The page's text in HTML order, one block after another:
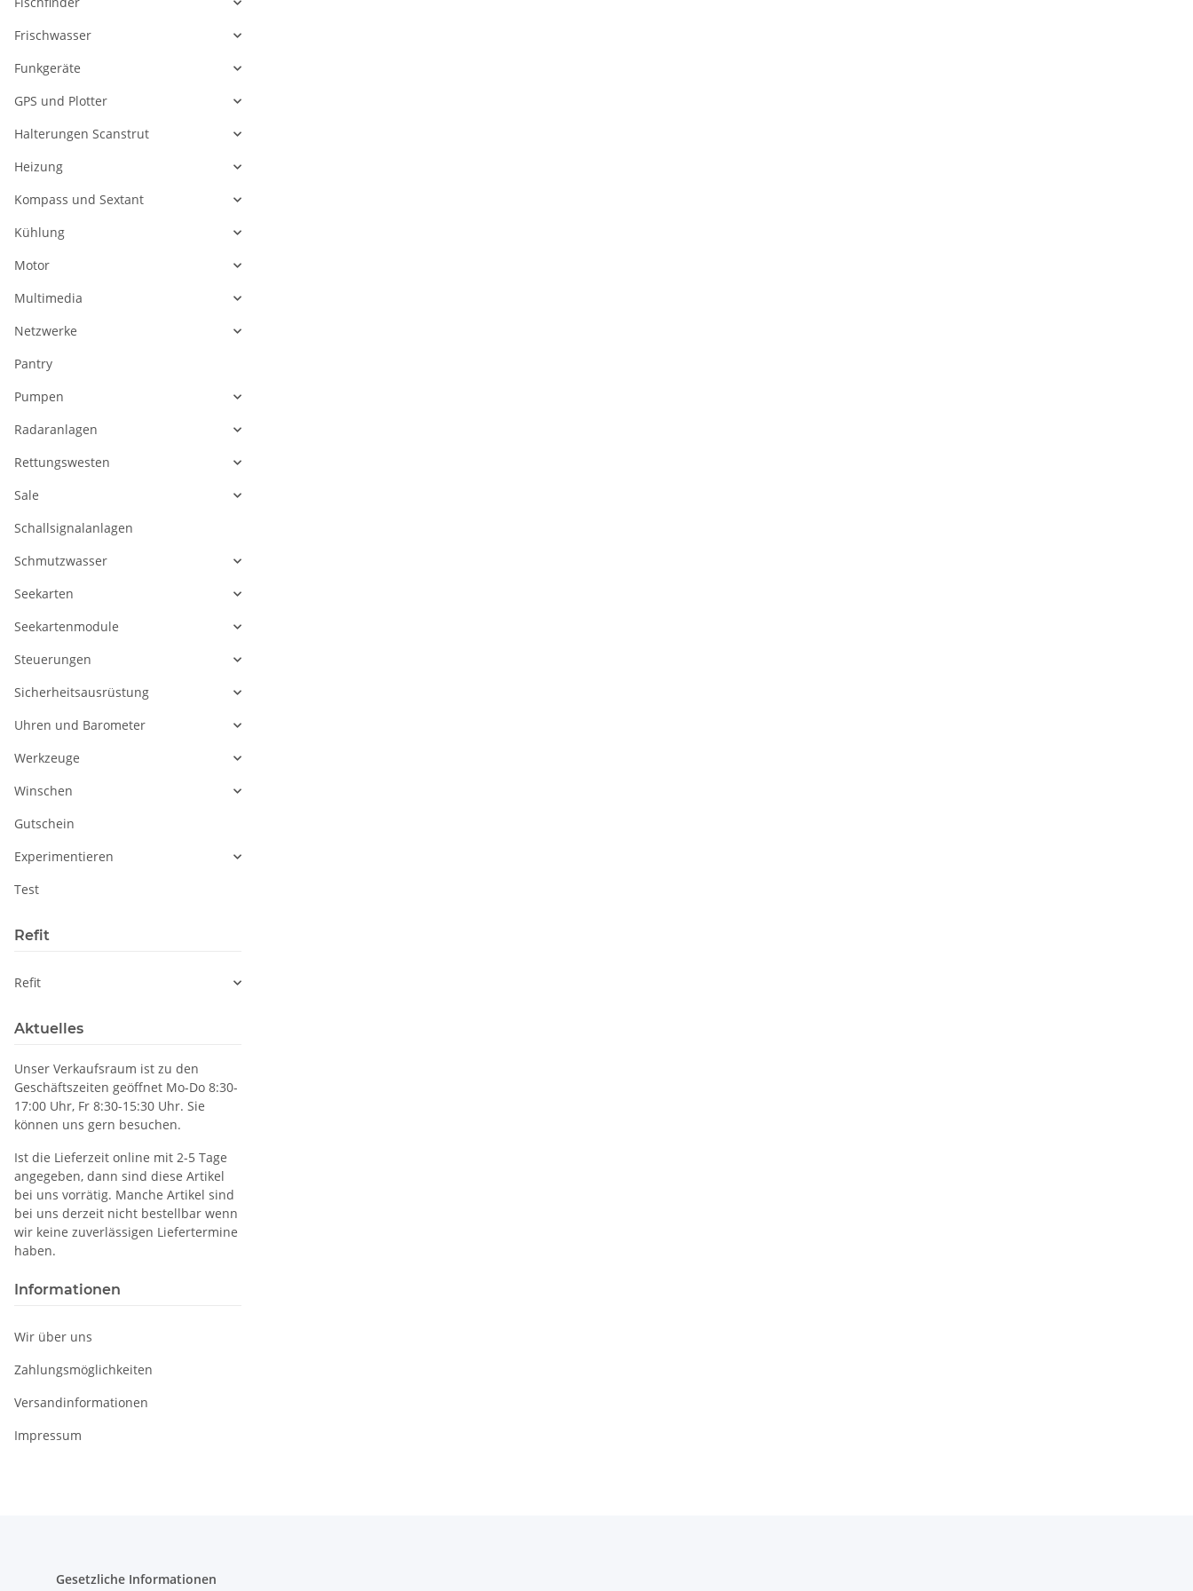
Frischwasser
Funkgeräte
GPS und Plotter
Halterungen Scanstrut
Heizung
Kompass und Sextant
Kühlung
Motor
Multimedia
Netzwerke
Pantry
Pumpen
Radaranlagen
Rettungswesten
Sale
Schallsignalanlagen
Schmutzwasser
Seekarten
Seekartenmodule
Steuerungen
Sicherheitsausrüstung
Uhren und Barometer
Werkzeuge
Winschen
Gutschein
Experimentieren
Test
Refit
Refit
Aktuelles
Unser Verkaufsraum ist zu den
Geschäftszeiten geöffnet Mo-Do 8:30-
17:00 Uhr, Fr 8:30-15:30 Uhr. Sie
können uns gern besuchen.
Ist die Lieferzeit online mit 2-5 Tage
angegeben, dann sind diese Artikel
bei uns vorrätig. Manche Artikel sind
bei uns derzeit nicht bestellbar wenn
wir keine zuverlässigen Liefertermine
haben.
Informationen
Wir über uns
Zahlungsmöglichkeiten
Versandinformationen
Impressum
Gesetzliche Informationen